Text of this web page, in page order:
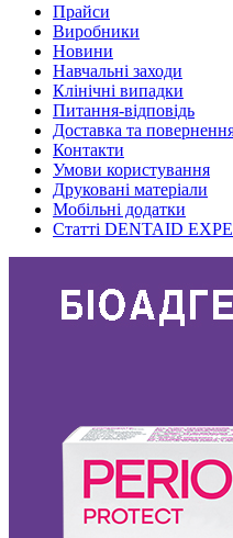
Прайси
Виробники
Новини
Навчальні заходи
Клінічні випадки
Питання-відповідь
Доставка та
Контакти
Умови користування
Друковані матеріали
Мобільні додатки
Статті DENTAID